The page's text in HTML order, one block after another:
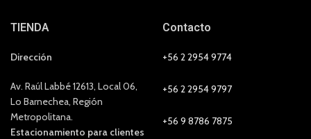
TIENDA
Dirección
Av. Raúl Labbé 12613, Local 06,
Lo Barnechea, Región
Metropolitana.
Estacionamiento para clientes
Contacto
+56 2 2954 9774
+56 2 2954 9797
+56 9 8786 7875